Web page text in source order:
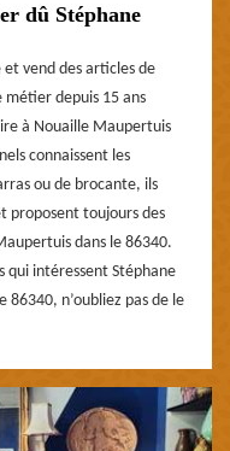
dû Stéphane
vend des articles de
depuis 15 ans
à Nouaille Maupertuis
connaissent les
ou de brocante, ils
proposent toujours des
dans le 86340.
qui intéressent Stéphane
n’oubliez pas de le